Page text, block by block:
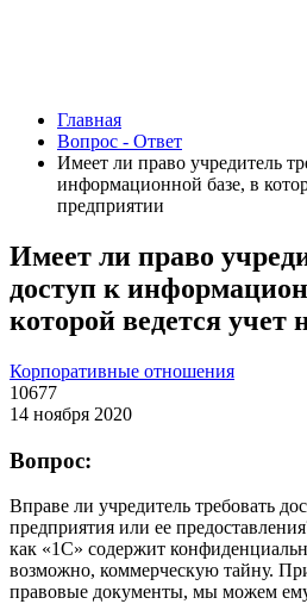
Главная
Вопрос - Ответ
Имеет ли право учредитель
информационной базе, в
предприятии
Имеет ли право
доступ к
которой ведется учет
Корпоративные отношения
10677
14 ноября 2020
Вопрос:
Вправе ли учредитель требовать
предприятия или ее
как «1С» содержит
возможно, коммерческую тайну.
правовые документы, мы можем ему